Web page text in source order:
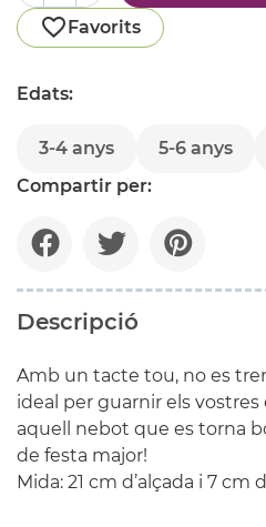
Favorits
Edats:
3-4 anys 5-6 anys
Compartir per:
Descripció
Amb un tacte tou, no es
ideal per guarnir els vostres
aquell nebot que es torna
de festa major!
Mida: 21 cm d’alçada i 7 cm